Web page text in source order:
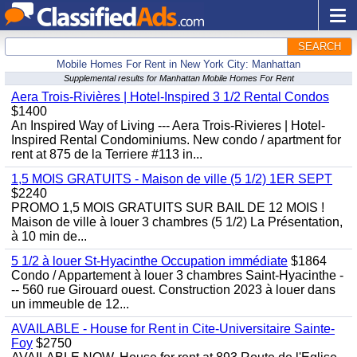
SEARCH
Mobile Homes For Rent in New York City: Manhattan
Supplemental results for Manhattan Mobile Homes For Rent
Aera Trois-Rivières | Hotel-Inspired 3 1/2 Rental Condos
$1400
An Inspired Way of Living --- Aera Trois-Rivieres | Hotel-
Inspired Rental Condominiums. New condo / apartment for
rent at 875 de la Terriere #113 in...
1,5 MOIS GRATUITS - Maison de ville (5 1/2) 1ER SEPT
$2240
PROMO 1,5 MOIS GRATUITS SUR BAIL DE 12 MOIS !
Maison de ville à louer 3 chambres (5 1/2) La Présentation,
à 10 min de...
5 1/2 à louer St-Hyacinthe Occupation immédiate $1864
Condo / Appartement à louer 3 chambres Saint-Hyacinthe -
-- 560 rue Girouard ouest. Construction 2023 à louer dans
un immeuble de 12...
AVAILABLE - House for Rent in Cite-Universitaire Sainte-
Foy $2750